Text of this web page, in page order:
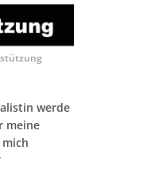
werde
meine